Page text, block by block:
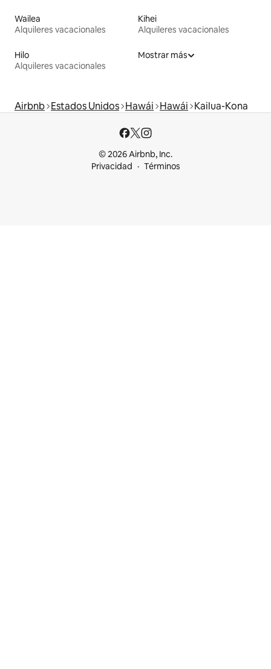
Wailea
Alquileres vacacionales
Kihei
Alquileres vacacionales
Hilo
Alquileres vacacionales
Mostrar más
Airbnb Estados Unidos Hawái Hawái Kailua-Kona
© 2026 Airbnb, Inc.
Privacidad
Términos